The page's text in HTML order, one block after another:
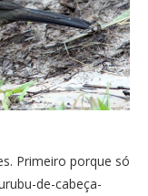
Primeiro porque só
de-cabeça-